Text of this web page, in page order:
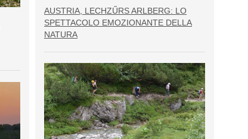
AUSTRIA, LECHZŰRS ARLBERG: LO
SPETTACOLO EMOZIONANTE DELLA
NATURA